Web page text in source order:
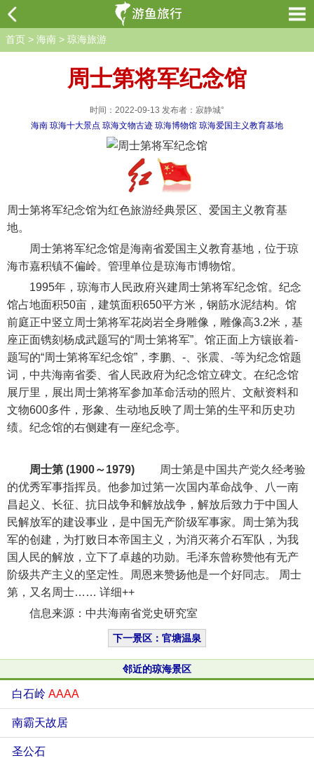
首页 > 海南 > 琼海旅游
周士第将军纪念馆
时间：2022-09-13 发布者：寂静城°
海南 琼海十大景点 琼海文物古迹 琼海博物馆 琼海爱国主义教育基地
周士第将军纪念馆为红色旅游经典景区、爱国主义教育基
地。
周士第将军纪念馆是海南省爱国主义教育基地，位于琼
海市嘉积镇不偏岭。管理单位是琼海市博物馆。
1995年，琼海市人民政府兴建周士第将军纪念馆。纪念
馆占地面积50亩，建筑面积650平方米，钢筋水泥结构。馆
前庭正中竖立周士第将军花岗岩全身雕像，雕像高3.2米，基
座正面镌刻杨成武题写的“周士第将军”。馆正面上方镶嵌着-
题写的“周士第将军纪念馆”，李鹏、-、张震、-等为纪念馆题
词，中共海南省委、省人民政府为纪念馆立碑文。在纪念馆
展厅里，展出周士第将军参加革命活动的照片、文献资料和
文物600多件，形象、生动地反映了周士第的生平和历史功
绩。纪念馆的右侧建有一座纪念亭。
周士第 (1900～1979) 周士第是中国共产党久经考验
的优秀军事指挥员。他参加过第一次国内革命战争、八一南
昌起义、长征、抗日战争和解放战争，解放后致力于中国人
民解放军的建设事业，是中国无产阶级军事家。周士第为我
军的创建，为打败日本帝国主义，为消灭蒋介石军队，为我
国人民的解放，立下了卓越的功勋。毛泽东曾称赞他有无产
阶级共产主义的坚定性。周恩来赞扬他是一个好同志。 周士
第，又名周士…… 详细++
信息来源：中共海南省党史研究室
下一景区：官塘温泉
邻近的琼海景区
白石岭 AAAA
南霸天故居
圣公石